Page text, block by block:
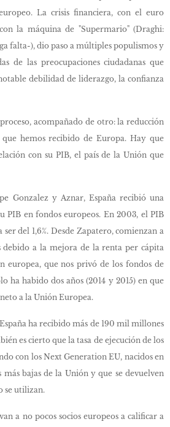
La crisis financiera, con el euro
la máquina de "Supermario" (Draghi:
falta-), dio paso a múltiples populismos y
de las preocupaciones ciudadanas que
debilidad de liderazgo, la confianza
acompañado de otro: la reducción
hemos recibido de Europa. Hay que
con su PIB, el país de la Unión que
Gonzalez y Aznar, España recibió una
PIB en fondos europeos. En 2003, el PIB
del 1,6%. Desde Zapatero, comienzan a
debido a la mejora de la renta per cápita
europea, que nos privó de los fondos de
ha habido dos años (2014 y 2015) en que
a la Unión Europea.
ha recibido más de 190 mil millones
es cierto que la tasa de ejecución de los
con los Next Generation EU, nacidos en
más bajas de la Unión y que se devuelven
se utilizan.
a no pocos socios europeos a calificar a